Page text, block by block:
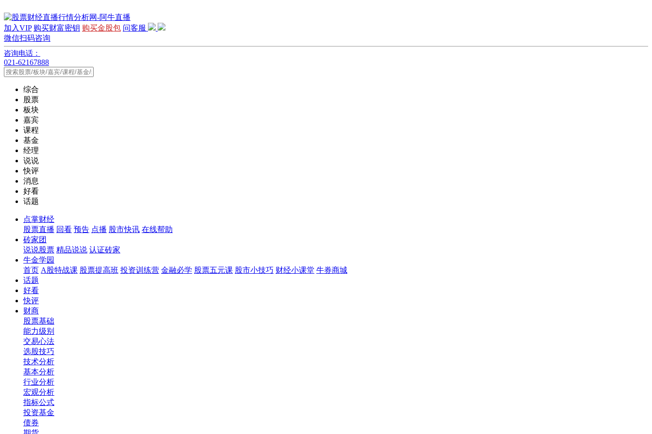
加入VIP 购买财富密钥 购买金股包 问客服
微信扫码咨询
咨询电话：
021-62167888
综合
股票
板块
嘉宾
课程
基金
经理
说说
快评
消息
好看
话题
点掌财经
股票直播 回看 预告 点播 股市快讯 在线帮助
砖家团
说说股票 精品说说 认证砖家
牛金学园
首页 A股特战课 股票提高班 投资训练营 金融必学 股票五元课 股市小技巧 财经小课堂 牛券商城
话题
好看
快评
财商
股票基础
能力级别
交易心法
选股技巧
技术分析
基本分析
行业分析
宏观分析
指标公式
投资基金
债券